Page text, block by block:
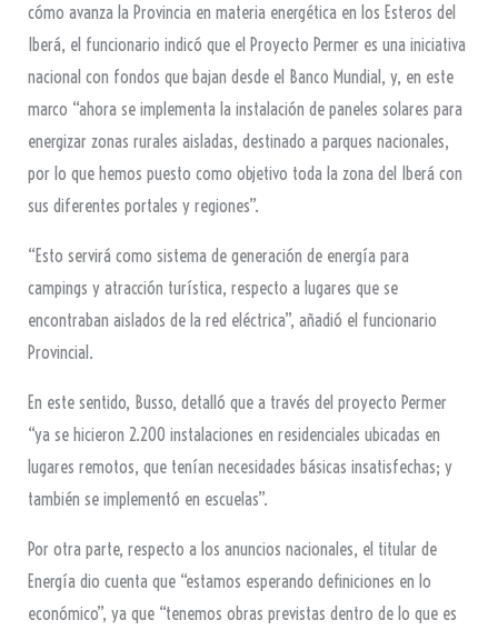
cómo avanza la Provincia en materia energética en los Esteros del
Iberá, el funcionario indicó que el Proyecto Permer es una iniciativa
nacional con fondos que bajan desde el Banco Mundial, y, en este
marco “ahora se implementa la instalación de paneles solares para
energizar zonas rurales aisladas, destinado a parques nacionales,
por lo que hemos puesto como objetivo toda la zona del Iberá con
sus diferentes portales y regiones”.
“Esto servirá como sistema de generación de energía para
campings y atracción turística, respecto a lugares que se
encontraban aislados de la red eléctrica”, añadió el funcionario
Provincial.
En este sentido, Busso, detalló que a través del proyecto Permer
“ya se hicieron 2.200 instalaciones en residenciales ubicadas en
lugares remotos, que tenían necesidades básicas insatisfechas; y
también se implementó en escuelas”.
Por otra parte, respecto a los anuncios nacionales, el titular de
Energía dio cuenta que “estamos esperando definiciones en lo
económico”, ya que “tenemos obras previstas dentro de lo que es